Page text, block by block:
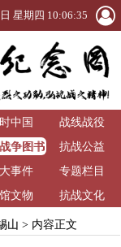
星期四 10:06:35
中国
战线战役
争图书
馆
抗战公益
事件
专题栏目
文物 抗战文化
山 > 内容正文